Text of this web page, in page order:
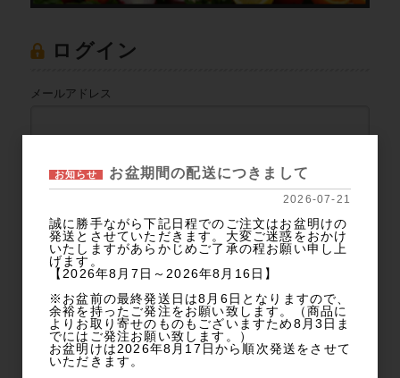
ログイン
メールアドレス
パスワード
パスワードをお忘れの方
新規会員登録
お知らせ お盆期間の配送につきまして
2026-07-21
誠に勝手ながら下記日程でのご注文はお盆明けの
発送とさせていただきます。大変ご迷惑をおかけ
いたしますがあらかじめご了承の程お願い申し上
げます。
【2026年8月7日～2026年8月16日】
※お盆前の最終発送日は8月6日となりますので、
余裕を持ったご発注をお願い致します。（商品に
よりお取り寄せのものもございますため8月3日ま
でにはご発注お願い致します。）
お盆明けは2026年8月17日から順次発送をさせて
いただきます。